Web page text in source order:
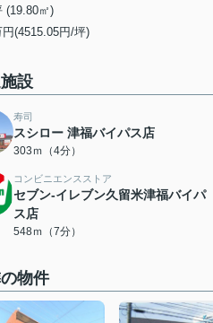
(19.80㎡)
円(4515.05円/坪)
設
寿司
スシロー 津福バイパス店
303ｍ（4分）
コンビニエンスストア
セブン-イレブン久留米津福バイパ
ス店
548ｍ（7分）
物件